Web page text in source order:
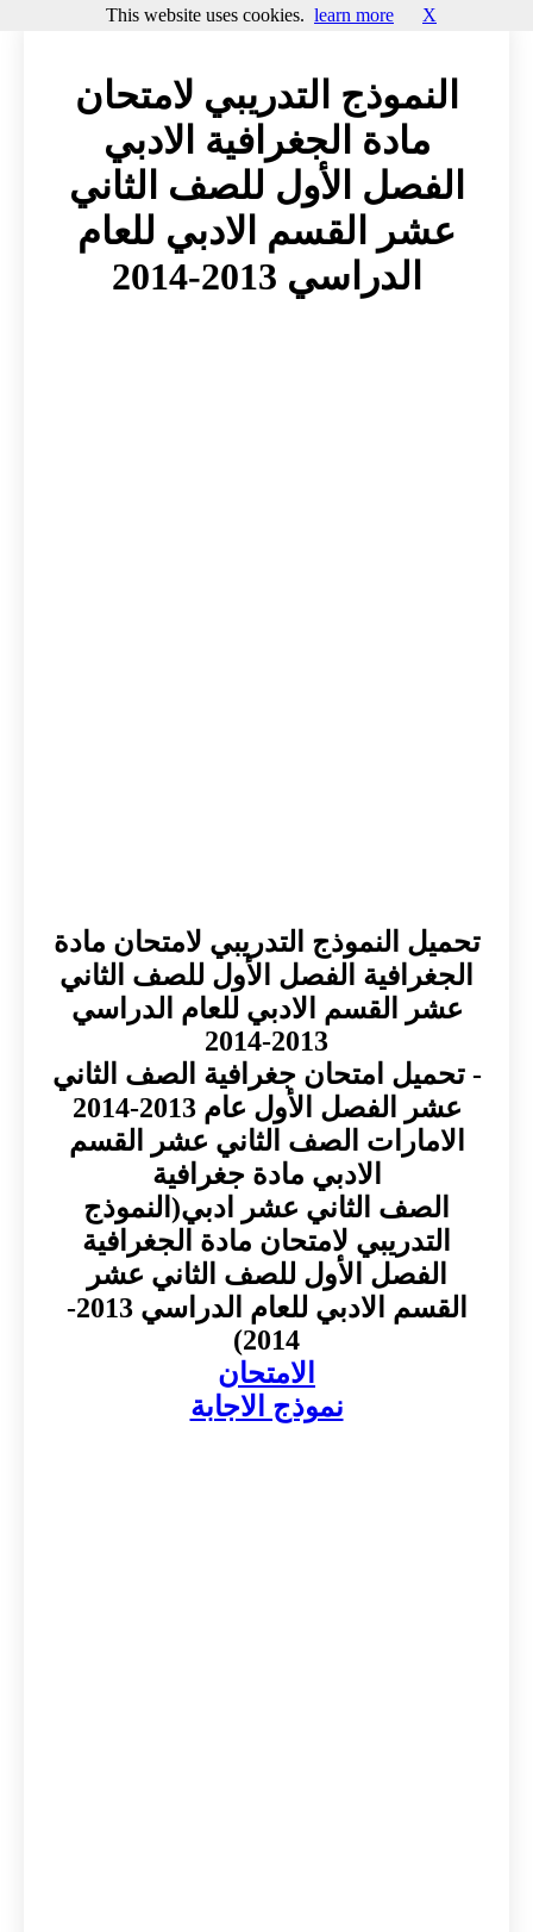
النموذج التدريبي لامتحان
مادة الجغرافية الادبي
الفصل الأول للصف الثاني
عشر القسم الادبي للعام
الدراسي 2013-2014
تحميل النموذج التدريبي لامتحان مادة
الجغرافية الفصل الأول للصف الثاني
عشر القسم الادبي للعام الدراسي
2013-2014
- تحميل امتحان جغرافية الصف الثاني
عشر الفصل الأول عام 2013-2014
الامارات الصف الثاني عشر القسم
الادبي مادة جغرافية
الصف الثاني عشر ادبي(النموذج
التدريبي لامتحان مادة الجغرافية
الفصل الأول للصف الثاني عشر
القسم الادبي للعام الدراسي 2013-
2014)
الامتحان
نموذج الاجابة
This website uses cookies. learn more X